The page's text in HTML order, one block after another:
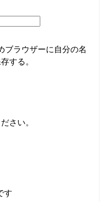
ブラウザーに自分の名
する。
さい。